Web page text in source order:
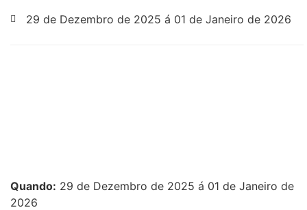
29 de Dezembro de 2025 á 01 de Janeiro de 2026
Quando: 29 de Dezembro de 2025 á 01 de Janeiro de
2026